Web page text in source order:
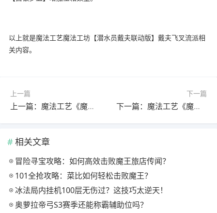
以上就是魔法工艺魔法工坊【潜水员戴夫联动版】戴夫飞叉流派相
关内容。
上一篇
上一篇：魔法工艺《魔法工艺》攻略——如何搭配出强力法术
下一篇
下一篇：魔法工艺《魔法工艺》游戏百科之常见名词解释
相关文章
冒险寻宝攻略：如何高效击败魔王旅店传闻？
101全抢攻略：菜比如何轻松击败魔王？
冰法局内挂机100层无伤过？这技巧太逆天！
奥萝拉帝弓S3赛季还能称霸辅助位吗？